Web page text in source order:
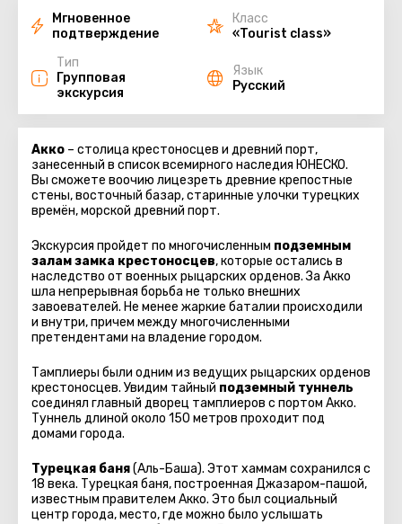
Мгновенное
подтверждение
Класс
«Tourist class»
Тип
Групповая
экскурсия
Язык
Русский
Акко – столица крестоносцев и древний порт,
занесенный в список всемирного наследия ЮНЕСКО.
Вы сможете воочию лицезреть древние крепостные
стены, восточный базар, старинные улочки турецких
времён, морской древний порт.
Экскурсия пройдет по многочисленным подземным
залам замка крестоносцев, которые остались в
наследство от военных рыцарских орденов. За Акко
шла непрерывная борьба не только внешних
завоевателей. Не менее жаркие баталии происходили
и внутри, причем между многочисленными
претендентами на владение городом.
Тамплиеры были одним из ведущих рыцарских орденов
крестоносцев. Увидим тайный подземный туннель
соединял главный дворец тамплиеров с портом Акко.
Туннель длиной около 150 метров проходит под
домами города.
Турецкая баня(Аль-Баша). Этот хаммам сохранился с
18 века. Турецкая баня, построенная Джазаром-пашой,
известным правителем Акко. Это был социальный
центр города, место, где можно было услышать